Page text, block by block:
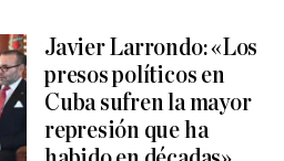
Javier Larrondo: «Los
presos políticos en
Cuba sufren la mayor
represión que ha